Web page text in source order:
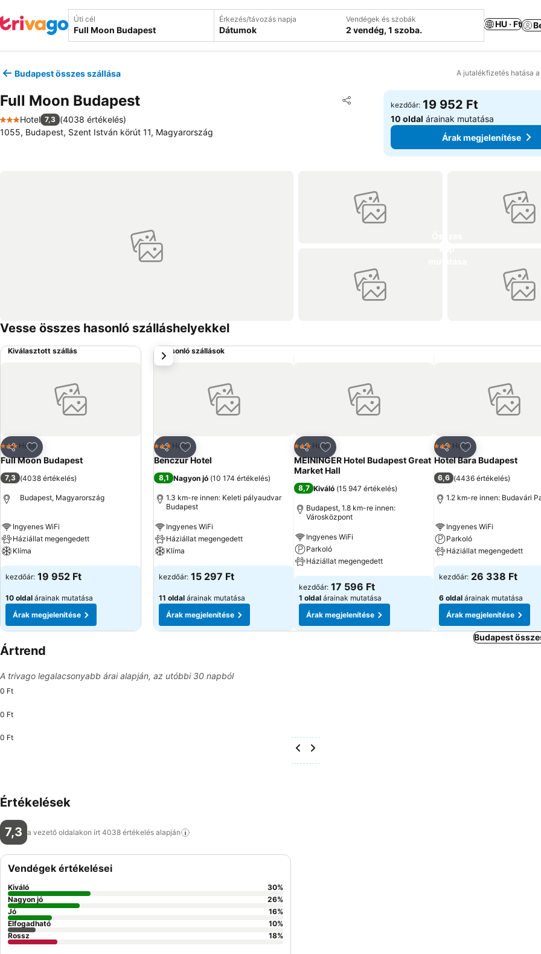
Úti cél Érkezés/távozás napja
Dátumok
Vendégek és szobák
2 vendég, 1 szoba.
HU · Ft
Budapest összes szállása A jutalékfizetés hatása
Full Moon Budapest Megosztás
Hozzáadás a kedvencekhez
3 Kategória
Hotel 7,3 (4038 értékelés)
1055, Budapest, Szent István körút 11, Magyarország
kezdőár: 19 952 Ft
10 oldal árainak mutatása
Árak megjelenítése
Vesse összes hasonló szálláshelyekkel
Kiválasztott szállás
Megosztás
Hozzáadás a kedvencekhez
3 Kategória
Hotel
Full Moon Budapest
7,3 (4038 értékelés)
Budapest, Magyarország
Ingyenes WiFi
Háziállat megengedett
Klíma
kezdőár: 19 952 Ft
10 oldal árainak mutatása
Árak megjelenítése
Hasonló szállások
Megosztás
Hozzáadás a kedvencekhez
3 Kategória
Hotel
Benczur Hotel
8,1 Nagyon jó (10 174 értékelés)
1.3 km-re innen: Keleti pályaudvar
Budapest
Ingyenes WiFi
Háziállat megengedett
Klíma
kezdőár: 15 297 Ft
11 oldal árainak mutatása
Árak megjelenítése
Megosztás
Hozzáadás a kedvencekhez
3 Kategória
Hotel
MEININGER Hotel Budapest Great
Market Hall
8,7 Kiváló (15 947 értékelés)
Budapest, 1.8 km-re innen:
Városközpont
Ingyenes WiFi
Parkoló
Háziállat megengedett
kezdőár: 17 596 Ft
1 oldal árainak mutatása
Árak megjelenítése
Megosztás
Hozzáadás a
3 Kategória
Hotel
Hotel Bara Budapest
6,6 (4436 értékelés)
1.2 km-re innen: Budavári
Ingyenes WiFi
Parkoló
Háziállat megengedett
kezdőár: 26 338 Ft
6 oldal árainak mutatása
Árak megjelenítése
következő
Budapest
Ártrend
A trivago legalacsonyabb árai alapján, az utóbbi 30 napból
0 Ft
0 Ft
0 Ft
Értékelések
7,3 a vezető oldalakon írt 4038 értékelés alapján
Vendégek értékelései
Kiváló 30%
Nagyon jó
26%
Jó
16%
Elfogadható
10%
Rossz
18%